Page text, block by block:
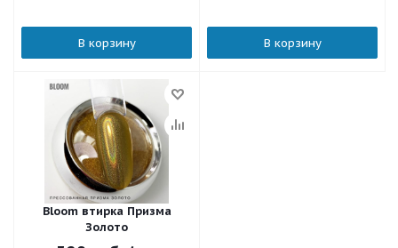
В корзину В корзину
Bloom втирка Призма
Золото